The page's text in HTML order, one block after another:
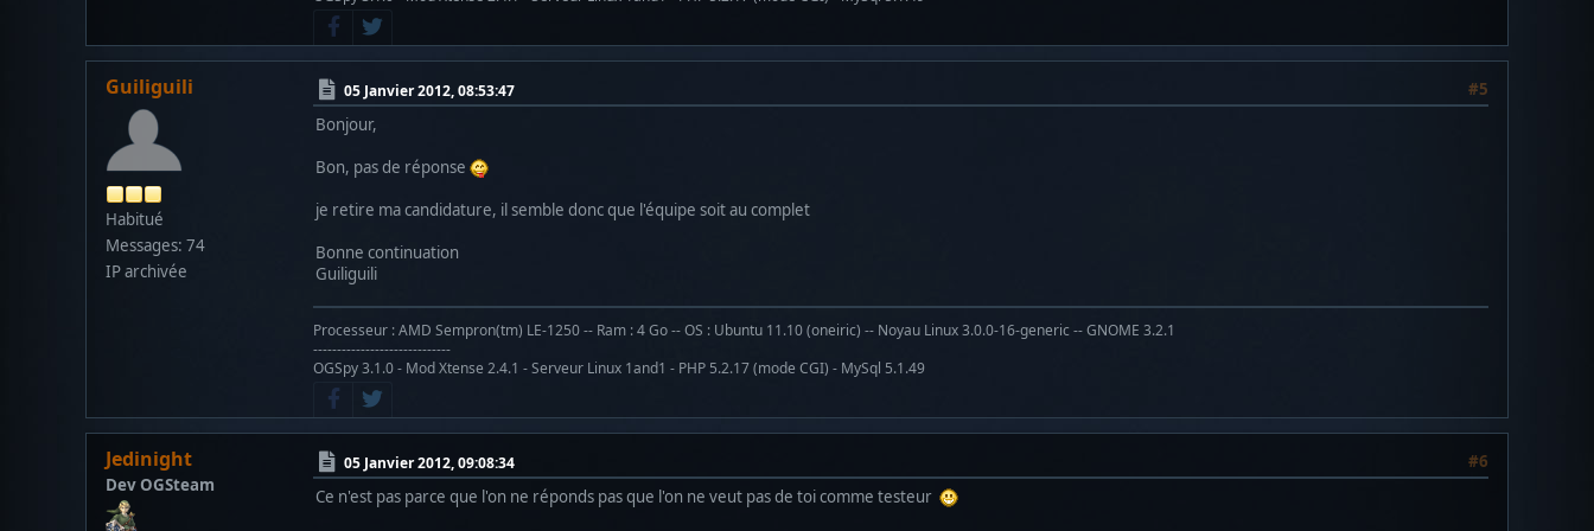
Guiliguili
Habitué
Messages: 74
IP archivée
05 Janvier 2012, 08:53:47
#5
Bonjour,
Bon, pas de réponse
je retire ma candidature, il semble donc que l'équipe soit au complet
Bonne continuation
Guiliguili
Processeur : AMD Sempron(tm) LE-1250 -- Ram : 4 Go -- OS : Ubuntu 11.10 (oneiric) -- Noyau Linux 3.0.0-16-generic -- GNOME 3.2.1
-----------------------------
OGSpy 3.1.0 - Mod Xtense 2.4.1 - Serveur Linux 1and1 - PHP 5.2.17 (mode CGI) - MySql 5.1.49
Jedinight
Dev OGSteam
05 Janvier 2012, 09:08:34
#6
Ce n'est pas parce que l'on ne réponds pas que l'on ne veut pas de toi comme testeur